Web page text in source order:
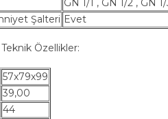
GN 1/1 , GN 1/2 , GN
Şalteri Evet
Teknik Özellikler:
57x79x99
39,00
44